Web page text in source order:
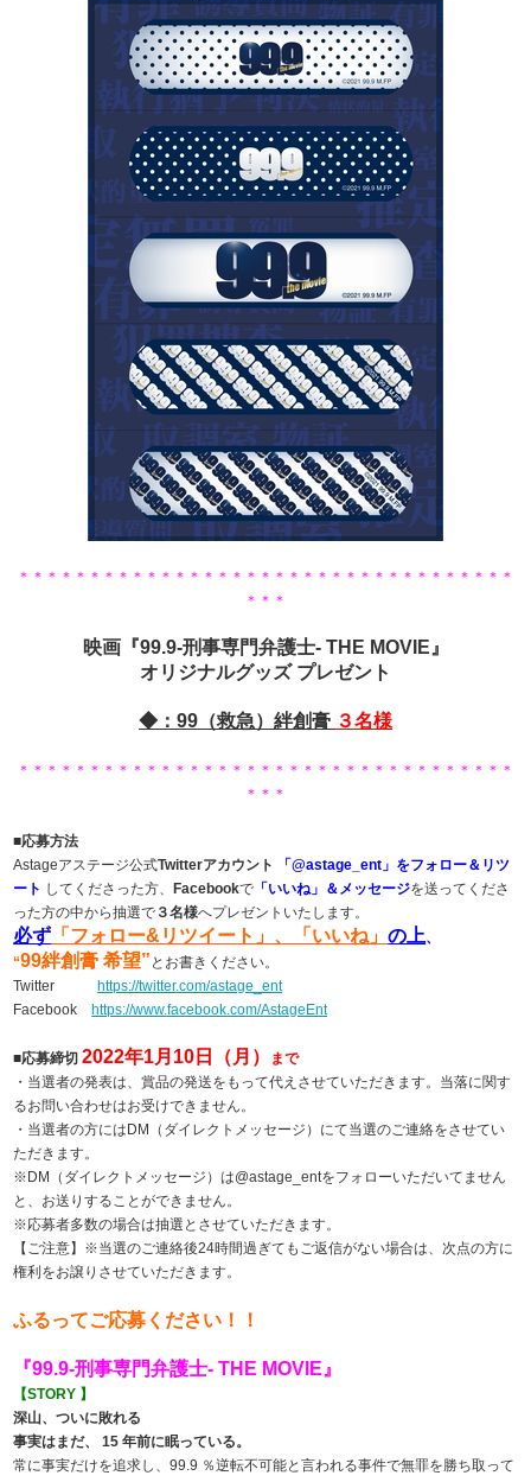
＊＊＊＊＊＊＊＊＊＊＊＊＊＊＊＊＊＊＊＊＊＊＊＊＊＊＊＊＊＊＊＊＊＊＊
＊＊＊
映画『99.9-刑事専門弁護士- THE MOVIE』
オリジナルグッズ プレゼント
◆：99（救急）絆創膏 ３名様
＊＊＊＊＊＊＊＊＊＊＊＊＊＊＊＊＊＊＊＊＊＊＊＊＊＊＊＊＊＊＊＊＊＊＊
＊＊＊
■応募方法
Astageアステージ公式Twitterアカウント
「@astage_ent」をフォロー＆リツ
ート してくださった方、 Facebookで 「いいね」＆メッセージを送ってくださ
った方の中から抽選で ３名様へプレゼントいたします。
必ず 「フォロー&リツイート」、「いいね 」の上、
“99絆創膏希望” とお書きください。
Twitter https://twitter.com/astage_ent
Facebook https://www.facebook.com/AstageEnt
■応募締切2022年1月10日（月）
まで
・当選者の発表は、賞品の発送をもって代えさせていただきます。当落に関す
るお問い合わせはお受けできません。
・当選者の方にはDM（ダイレクトメッセージ）にて当選のご連絡をさせてい
ただきます。
※DM（ダイレクトメッセージ）は@astage_entをフォローいただいてません
と、お送りすることができません。
※応募者多数の場合は抽選とさせていただきます。
【ご注意】※当選のご連絡後24時間過ぎてもご返信がない場合は、次点の方に
権利をお譲りさせていただきます。
ふるってご応募ください！！
『99.9-刑事専門弁護士- THE MOVIE』
【STORY 】
深山、ついに敗れる
事実はまだ、 15 年前に眠っている。
常に事実だけを追求し、99.9 ％逆転不可能と言われる事件で無罪を勝ち取って